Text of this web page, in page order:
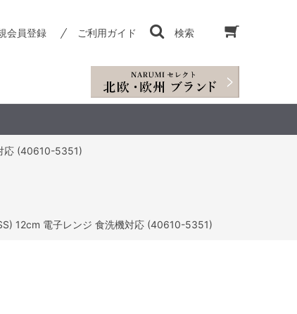
会員登録 ご利用ガイド 検索
応 (40610-5351)
12cm 電子レンジ 食洗機対応 (40610-5351)